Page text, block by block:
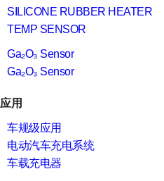
SILICONE RUBBER HEATER
TEMP SENSOR
Ga₂O₃ Sensor
Ga₂O₃ Sensor
应用
车规级应用
电动汽车充电系统
车载充电器